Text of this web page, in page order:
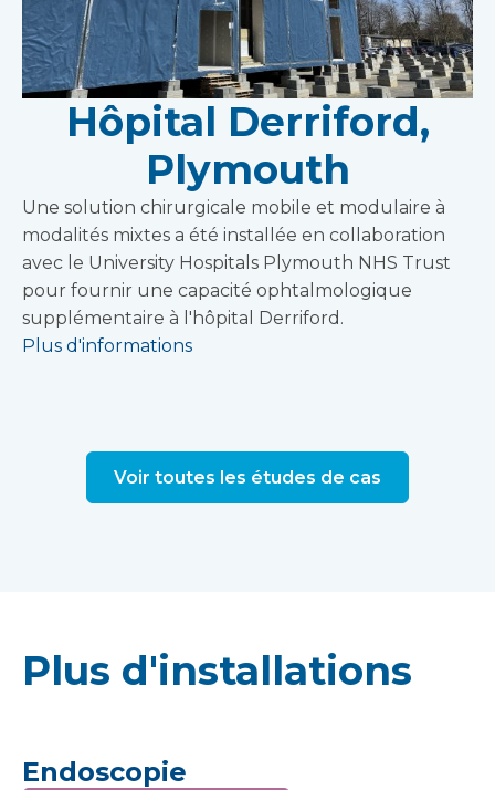
Hôpital Derriford,
Plymouth
Une solution chirurgicale mobile et modulaire à
modalités mixtes a été installée en collaboration
avec le University Hospitals Plymouth NHS Trust
pour fournir une capacité ophtalmologique
supplémentaire à l'hôpital Derriford.
Plus d'informations
Voir toutes les études de cas
Plus d'installations
Endoscopie